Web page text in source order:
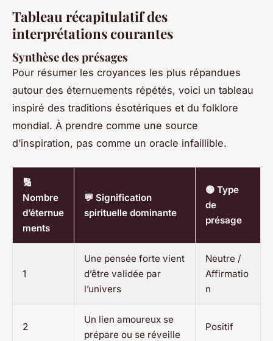
Tableau récapitulatif des
interprétations courantes
Synthèse des présages
Pour résumer les croyances les plus répandues
autour des éternuements répétés, voici un tableau
inspiré des traditions ésotériques et du folklore
mondial. À prendre comme une source
d’inspiration, pas comme un oracle infaillible.
🔢
Nombre
d’éternue
ments
💬 Signification
spirituelle dominante
🟢 Type
de
présage
1
Une pensée forte vient
d’être validée par
l’univers
Neutre /
Affirmatio
n
2
Un lien amoureux se
prépare ou se réveille
Positif